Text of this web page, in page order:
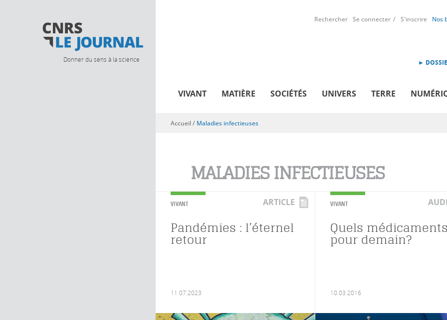
Donner du sens à la science
Rechercher Se connecter S'inscrire Nos
►
VIVANT MATIÈRE SOCIÉTÉS UNIVERS TERRE
Vous êtes ici
Accueil/ Maladies infectieuses
MALADIES INFECTIEUSES
VIVANT ARTICLE
Pandémies : l’éternel
retour
11.07.2023
VIVANT
Quels
pour demain?
10.03.2016